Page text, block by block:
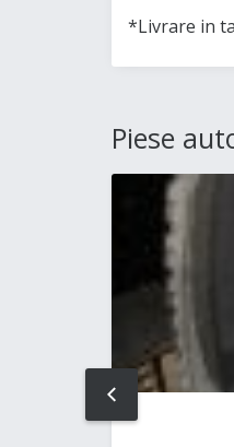
*Livrare in
Piese
PREV